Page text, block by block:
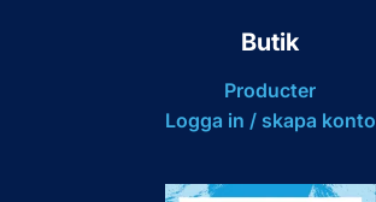
Butik
Producter
Logga in / skapa konto